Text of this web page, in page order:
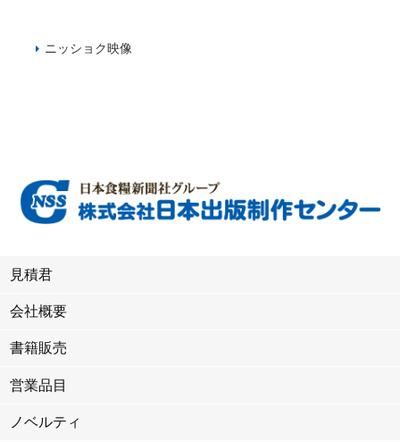
ニッショク映像
見積君
会社概要
書籍販売
営業品目
ノベルティ